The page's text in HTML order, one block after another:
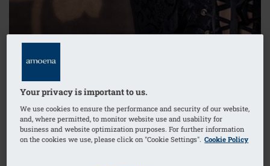
Amoena har lavet smukt lingeri med god støtte siden
Your privacy is important to us.
We use cookies to ensure the performance and security of our website,
and, where permitted, to monitor website use and usability for
business and website optimization purposes. For further information
on the cookies we use, please click on "Cookie Settings". Cookie Policy